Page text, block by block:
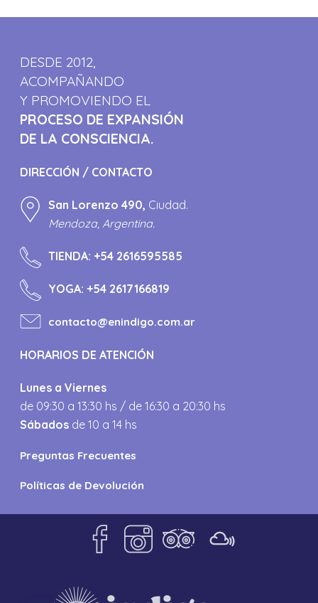
DESDE 2012,
ACOMPAÑANDO
Y PROMOVIENDO EL
PROCESO DE EXPANSIÓN
DE LA CONSCIENCIA.
DIRECCIÓN / CONTACTO
San Lorenzo 490, Ciudad.
Mendoza, Argentina.
TIENDA:+54 2616595585
YOGA:+54 2617166819
contacto@enindigo.com.ar
HORARIOS DE ATENCIÓN
Lunes a Viernes
de 09:30 a 13:30 hs / de 16:30 a 20:30 hs
Sábados de 10 a 14 hs
Preguntas Frecuentes
Políticas de Devolución